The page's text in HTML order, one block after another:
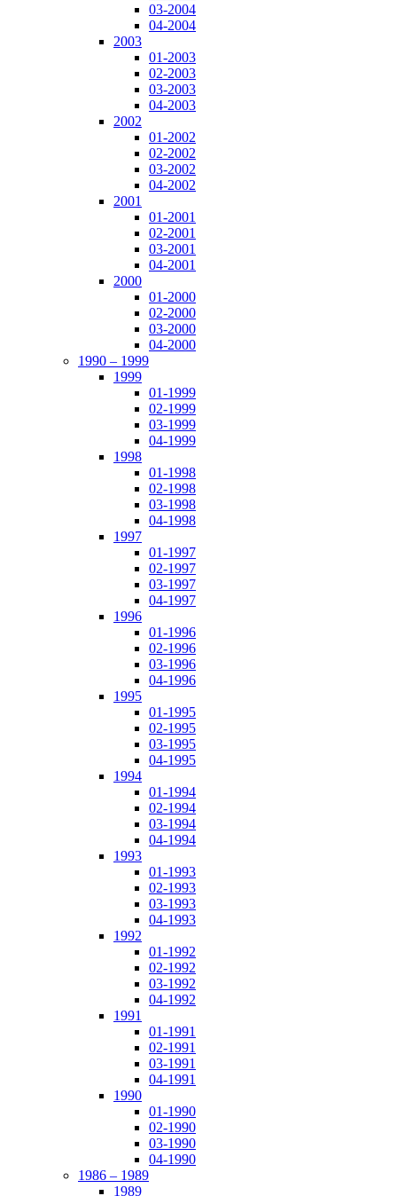
03-2004
04-2004
2003
01-2003
02-2003
03-2003
04-2003
2002
01-2002
02-2002
03-2002
04-2002
2001
01-2001
02-2001
03-2001
04-2001
2000
01-2000
02-2000
03-2000
04-2000
1990 – 1999
1999
01-1999
02-1999
03-1999
04-1999
1998
01-1998
02-1998
03-1998
04-1998
1997
01-1997
02-1997
03-1997
04-1997
1996
01-1996
02-1996
03-1996
04-1996
1995
01-1995
02-1995
03-1995
04-1995
1994
01-1994
02-1994
03-1994
04-1994
1993
01-1993
02-1993
03-1993
04-1993
1992
01-1992
02-1992
03-1992
04-1992
1991
01-1991
02-1991
03-1991
04-1991
1990
01-1990
02-1990
03-1990
04-1990
1986 – 1989
1989